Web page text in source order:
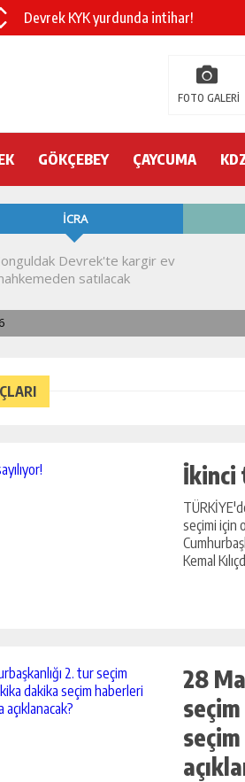
Devrek KYK yurdunda intihar!
CHP’nin yeni genel başkanı Özgür Özel
DEVREK’TE YANGIN PANİĞİ
Devrek Engelsiz Yaşam Merkezi’nde
DEVREK ÇATAKLI’YA TEŞEKKÜR ETTİ
FOTO GALERİ
GÖKÇEBEY ÇAYCUMA
İkinci
seçimi için
Kemal
28
SAĞLIK HIZMETLERI